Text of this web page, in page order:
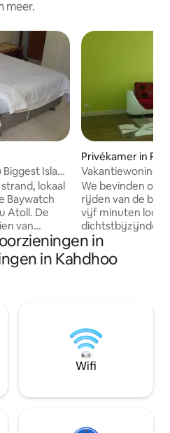
meer.
lokaal
Baywatch
Atoll. De
van
De
de
minuten
Privékamer in
Vakantiewoning
Malediven
We bevinden ons op zeven
rijden van de
vijf minuten
dichtstbijzijnde
koffiebars
loopafstand. De ongerepte natuur het
Long Beach ✈️🌴🌊 Laamu Atoll
.auseways
met zijn buren
Airport die het grootste bevolkte gebied
van de Malediven
in
in Kahdhoo
Wifi